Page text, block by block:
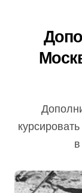
Дополнительный поезд № 17/18 будет